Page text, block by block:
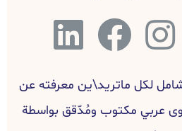
لكل ماتريد\ين معرفته عن
عربي مكتوب ومُدّقق بواسطة